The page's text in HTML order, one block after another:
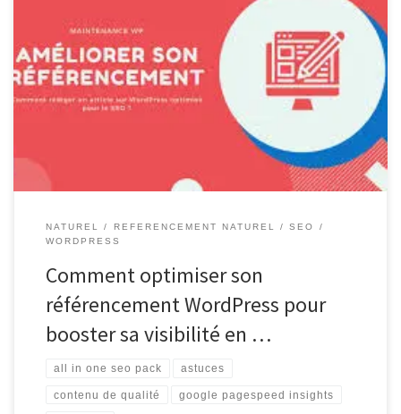
Optimiser son référencement WordPress Le référencement d’un
site web est un élément crucial pour attirer du trafic organique et
améliorer sa visibilité en ligne. Pour les sites WordPress, il existe
plusieurs techniques et astuces pour optimiser son référencement
et augmenter ses chances d’apparaître en haut des résultats des
NATUREL REFERENCEMENT NATUREL
SEO
WORDPRESS
Comment optimiser son
référencement WordPress pour
booster sa visibilité en …
all in one seo pack astuces
contenu de qualité google pagespeed insights